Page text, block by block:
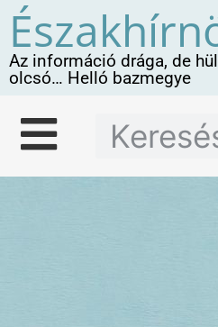
Az információ drága, de
olcsó… Helló bazmegye